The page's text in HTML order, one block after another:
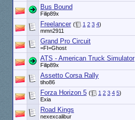
Bus Bound
Filip89x
Freelancer ( 1 2 3 4)
mmn2911
Grand Pro Circuit
=FI=Ghost
ATS - American Truck Simulator
Filip89x
Assetto Corsa Rally
tiho86
Forza Horizon 5 ( 1 2 3 4 5)
Exia
Road Kings
nexexcalibur